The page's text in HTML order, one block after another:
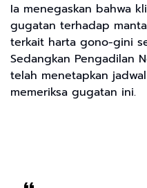
Ia menegaskan bahwa
gugatan terhadap
terkait harta gono-gini
Sedangkan Pengadilan
telah menetapkan
memeriksa gugatan ini.